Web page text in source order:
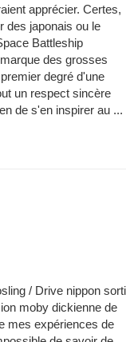
apprécier. Certes,
des japonais ou le
Battleship
des grosses
degré d'une
un respect sincère
de s'en inspirer au ...
/ Drive nippon sorti
moby dickienne de
mes expériences de